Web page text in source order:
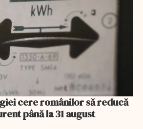
cere românilor să reducă
până la 31 august